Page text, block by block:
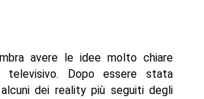
avere le idee molto chiare
Dopo essere stata
dei reality più seguiti degli